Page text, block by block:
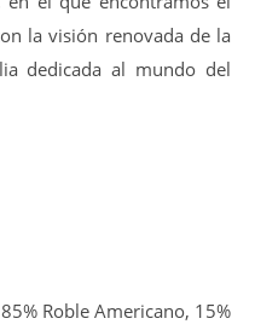
la visión renovada de la
dedicada al mundo del
Roble Americano, 15%